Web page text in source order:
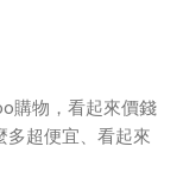
購物，看起來價錢
多超便宜、看起來